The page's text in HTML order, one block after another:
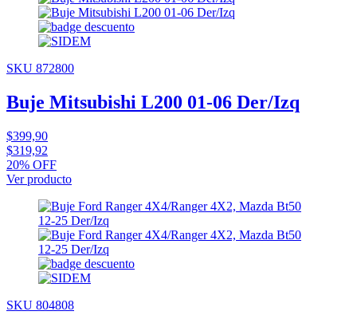
SKU 872800
Buje Mitsubishi L200 01-06 Der/Izq
$399,90
$319,92
20% OFF
Ver producto
SKU 804808